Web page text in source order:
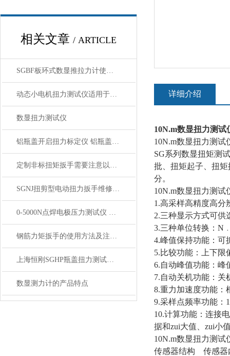
相关文章 / ARTICLE
SGBF板环式数显推拉力计使用前核心注意事项
动态小电机扭力测试仪适用于高转速或负载变化专用
数显扭力测试仪
铝瓶盖开启扭力标定仪 铝瓶盖数显扭力测试仪 电子扭矩测试仪
定制非标扭矩扳手需要注意以下几点
SGNJ扭剪型电动扭力扳手维修保养全攻略，延长寿命稳保精度
0-5000N点焊电极压力测试仪 汽车焊接电极压力检测仪
钢筋力矩扳手的使用方法及注意事项
上海恒刚SGHP瓶盖扭力测试仪技术参数深度解析
数显测力计的产品特点
详细介绍
10N.m数显扭力测试
10N.m数显扭力测试
SG系列数显扭矩测
批、扭矩起子、扭
分。
10N.m数显扭力测试
1.高采样高精度高分
2.三种显示方式可供
3.三种单位转换：
4.峰值保持功能：可
5.比较功能：上下限
6.自动峰值功能：峰
7.自动关机功能：关
8.重力加速度功能：
9.采样点频率功能：
10.计算功能：连接
据和zui大值、zui小
10N.m数显扭力测
传感器结构 传感器